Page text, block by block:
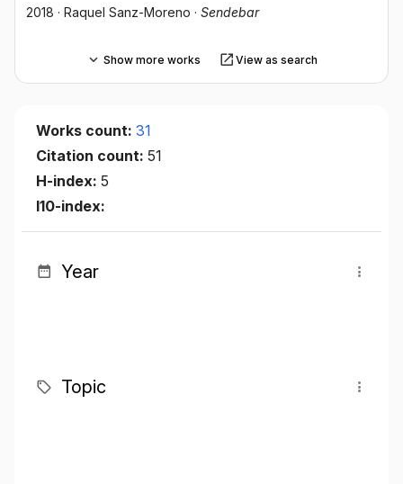
2018 · Raquel Sanz-Moreno · Sendebar
Show more works View as search
Works count: 31
Citation count: 51
H-index: 5
I10-index:
Year
Topic